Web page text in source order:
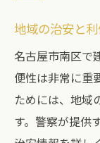
不動産
価格
プロ
将来
地元
地域の治安と
名古屋市南区で
便性は非常に重
ためには、地域
す。警察が提供